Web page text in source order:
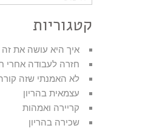
קטגוריות
איך היא עושה את זה
חזרה לעבודה אחרי
לא האמנתי שזה
עצמאית בהריון
קריירה ואמהות
שכירה בהריון